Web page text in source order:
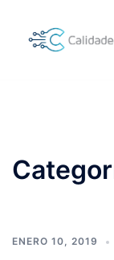
contenido
ENERO 10, 2019